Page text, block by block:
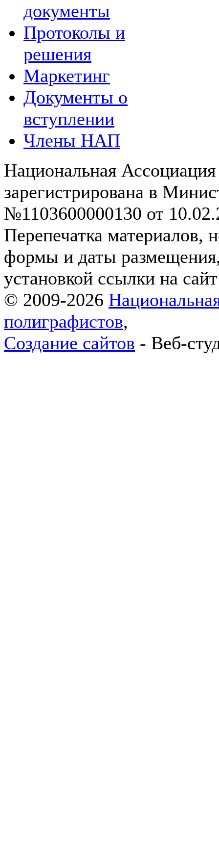
документы
Протоколы и
решения
Маркетинг
Документы о
вступлении
Члены НАП
Национальная
зарегистрирована в
№1103600000130 от
Перепечатка материалов,
формы и даты
установкой ссылки на
© 2009-2026
полиграфистов,
Создание сайтов - Веб-